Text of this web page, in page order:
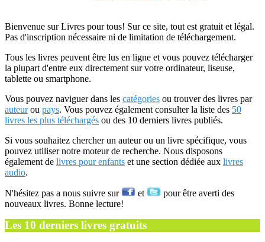
Bienvenue sur Livres pour tous! Sur ce site, tout est gratuit et légal.
Pas d'inscription nécessaire ni de limitation de téléchargement.
Tous les livres peuvent être lus en ligne et vous pouvez télécharger
la plupart d'entre eux directement sur votre ordinateur, liseuse,
tablette ou smartphone.
Vous pouvez naviguer dans les catégories ou trouver des livres par
auteurou pays. Vous pouvez également consulter la liste des 50
livres les plus téléchargés ou des 10 derniers livres publiés.
Si vous souhaitez chercher un auteur ou un livre spécifique, vous
pouvez utiliser notre moteur de recherche. Nous disposons
également de livres pour enfants et une section dédiée aux livres
audio.
N'hésitez pas a nous suivre sur et
pour être averti des
nouveaux livres. Bonne lecture!
Les 10 derniers livres gratuits